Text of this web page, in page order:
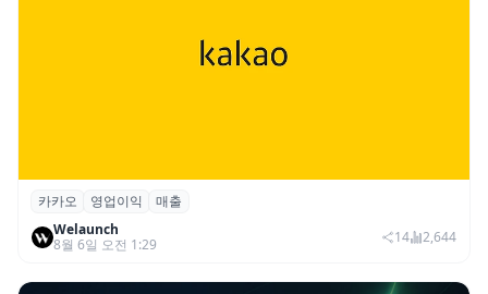
카카오, 2026년 2분기 매출 2조985억·영업
이익 2770억…역대 분기 최대
카카오 영업이익
매출
Welaunch
8월 6일 오전 1:29
14 2,644